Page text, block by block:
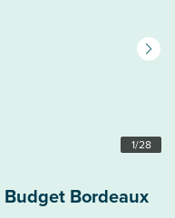
1/28
Bordeaux